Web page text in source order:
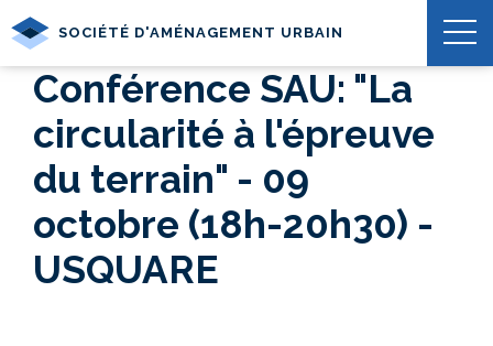
SOCIÉTÉ D'AMÉNAGEMENT URBAIN
Conférence SAU: "La
circularité à l'épreuve
du terrain" - 09
octobre (18h-20h30) -
USQUARE